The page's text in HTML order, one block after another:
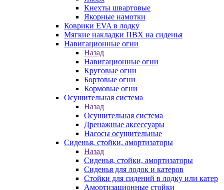
Кнехты швартовые
Якорные намотки
Коврики EVA в лодку
Мягкие накладки ПВХ на сиденья
Навигационные огни
Назад
Навигационные огни
Круговые огни
Бортовые огни
Кормовые огни
Осушительная система
Назад
Осушительная система
Дренажные аксессуары
Насосы осушительные
Сиденья, стойки, амортизаторы
Назад
Сиденья, стойки, амортизаторы
Сиденья для лодок и катеров
Стойки для сидений в лодку или катер
Амортизационные стойки